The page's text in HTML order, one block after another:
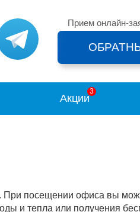
Прием онлайн-
Акции
При посещении офиса вы
и тепла или получения